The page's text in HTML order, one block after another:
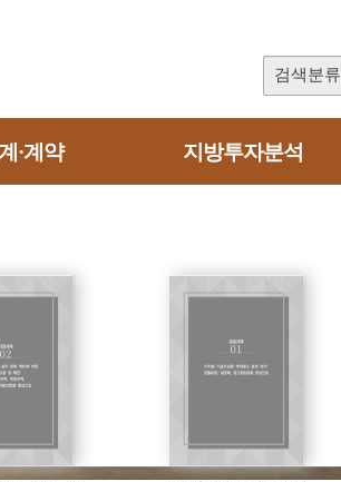
검색분류
·계약 지방투자분석